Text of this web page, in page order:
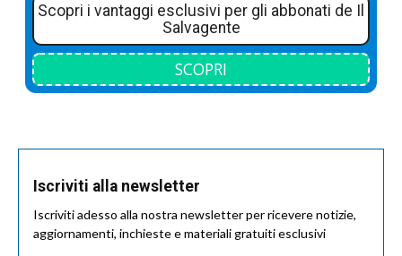
Scopri i vantaggi esclusivi per gli abbonati de Il
Salvagente
SCOPRI
Iscriviti alla newsletter
Iscriviti adesso alla nostra newsletter per ricevere notizie,
aggiornamenti, inchieste e materiali gratuiti esclusivi